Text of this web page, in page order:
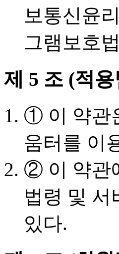
보통신윤
그램보호
제 5 조 (적
① 이 약관
움터를 이
② 이 약관
법령 및 서
있다.